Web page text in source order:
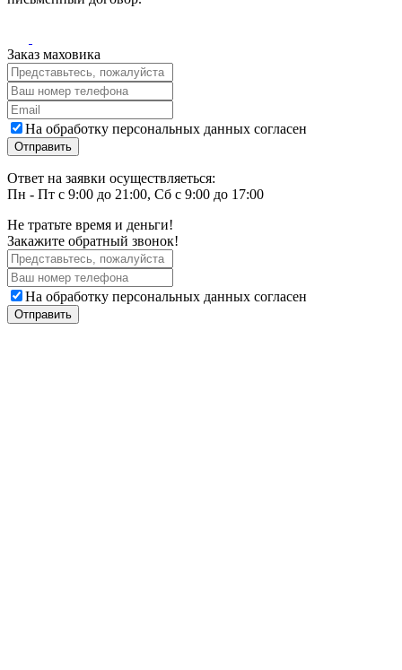
Заказ маховика
На обработку персональных данных согласен
Ответ на заявки осуществляеться:
Пн - Пт с 9:00 до 21:00, Сб с 9:00 до 17:00
Не тратьте время и деньги!
Закажите обратный звонок!
На обработку персональных данных согласен